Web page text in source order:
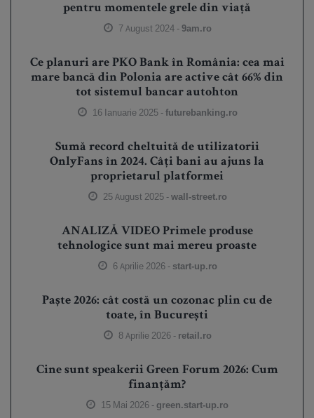
pentru momentele grele din viață
7 August 2024 -9am.ro
Ce planuri are PKO Bank în România: cea mai
mare bancă din Polonia are active cât 66% din
tot sistemul bancar autohton
16 Ianuarie 2025 -futurebanking.ro
Sumă record cheltuită de utilizatorii
OnlyFans în 2024. Câți bani au ajuns la
proprietarul platformei
25 August 2025 -wall-street.ro
ANALIZĂ VIDEO Primele produse
tehnologice sunt mai mereu proaste
6 Aprilie 2026 - start-up.ro
Paște 2026: cât costă un cozonac plin cu de
toate, în București
8 Aprilie 2026 - retail.ro
Cine sunt speakerii Green Forum 2026: Cum
finanțăm?
15 Mai 2026 - green.start-up.ro